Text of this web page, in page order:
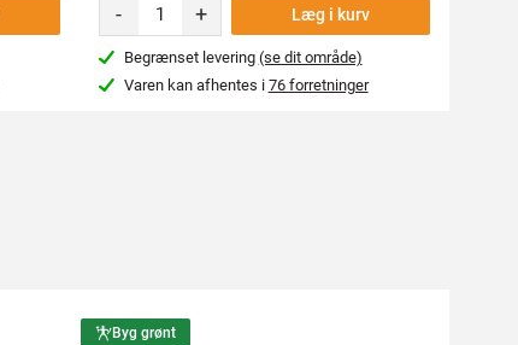
- + Læg i kurv
Begrænset levering (se dit område)
Varen kan afhentes i 76 forretninger
Byg grønt